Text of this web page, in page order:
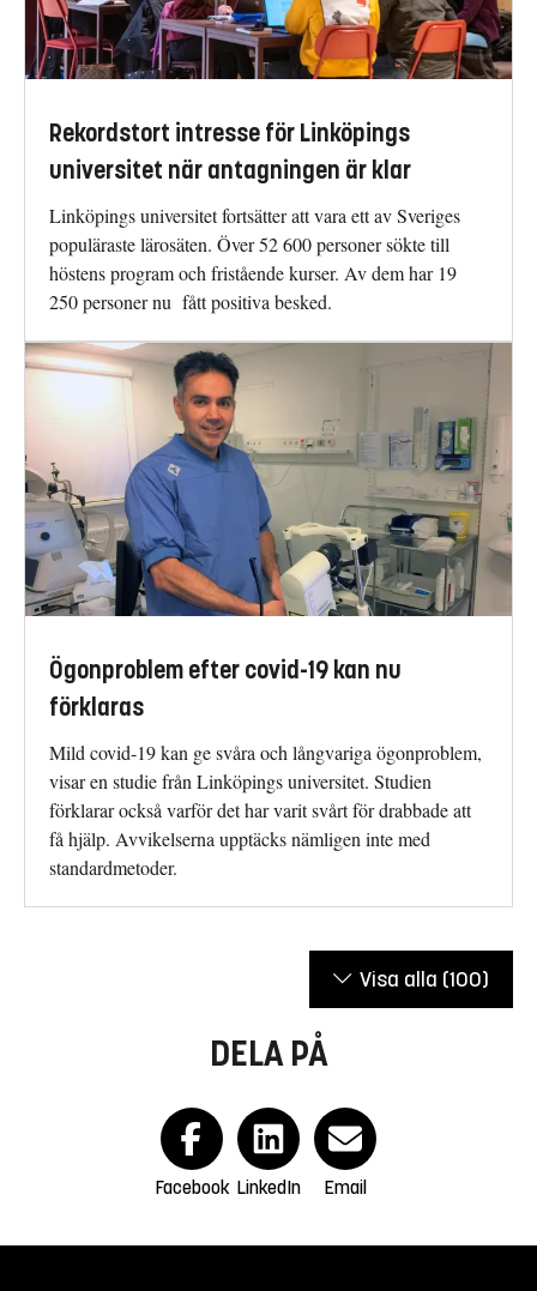
Rekordstort intresse för Linköpings
universitet när antagningen är klar
Linköpings universitet fortsätter att vara ett av Sveriges
populäraste lärosäten. Över 52 600 personer sökte till
höstens program och fristående kurser. Av dem har 19
250 personer nu fått positiva besked.
Ögonproblem efter covid-19 kan nu
förklaras
Mild covid-19 kan ge svåra och långvariga ögonproblem,
visar en studie från Linköpings universitet. Studien
förklarar också varför det har varit svårt för drabbade att
få hjälp. Avvikelserna upptäcks nämligen inte med
standardmetoder.
Visa alla (100)
DELA PÅ
Facebook LinkedIn Email